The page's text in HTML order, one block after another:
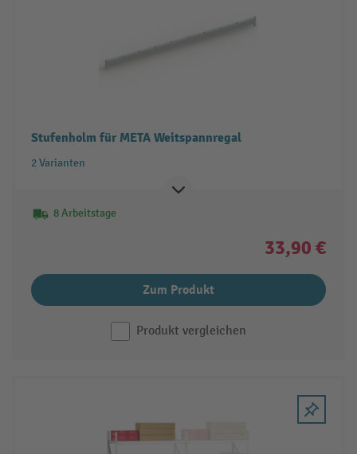
Stufenholm für META Weitspannregal
2 Varianten
8 Arbeitstage
33,90 €
Zum Produkt
Produkt vergleichen